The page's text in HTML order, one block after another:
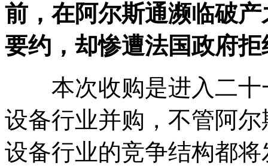
前，在阿尔斯通濒临破
要约，却惨遭法国政府拒
本次收购是进入二十
设备行业并购，不管阿
设备行业的竞争结构都